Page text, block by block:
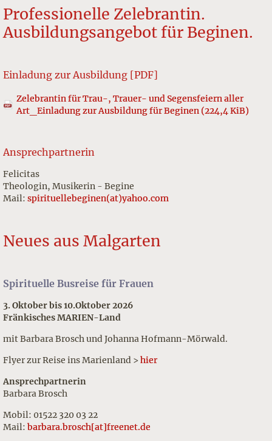
Professionelle Zelebrantin.
Ausbildungsangebot für Beginen.
Einladung zur Ausbildung [PDF]
Zelebrantin für Trau-, Trauer- und Segensfeiern aller
Art_Einladung zur Ausbildung für Beginen (224,4 KiB)
Ansprechpartnerin
Felicitas
Theologin, Musikerin - Begine
Mail: spirituellebeginen(at)yahoo.com
Neues aus Malgarten
Spirituelle Busreise für Frauen
3. Oktober bis 10.Oktober 2026
Fränkisches MARIEN-Land
mit Barbara Brosch und Johanna Hofmann-Mörwald.
Flyer zur Reise ins Marienland >hier
Ansprechpartnerin
Barbara Brosch
Mobil: 01522 320 03 22
Mail: barbara.brosch[at]freenet.de